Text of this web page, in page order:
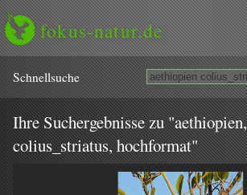
fokus-natur.de
Schnell­suche
Ihre Suchergebnisse zu "aethiopien,
colius_striatus, hochformat"